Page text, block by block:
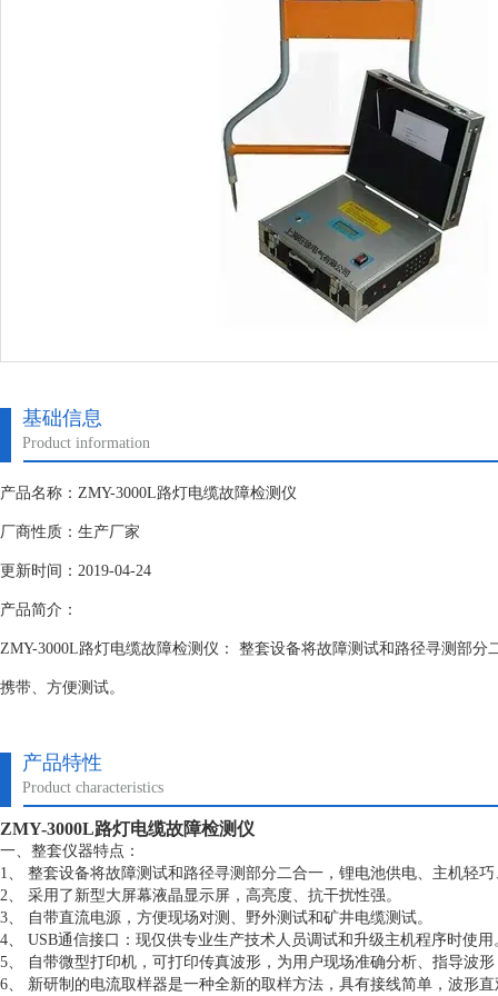
基础信息
Product information
产品名称：ZMY-3000L路灯电缆故障检测仪
厂商性质：生产厂家
更新时间：2019-04-24
产品简介：
ZMY-3000L路灯电缆故障检测仪： 整套设备将故障测试和路径寻测部分
携带、方便测试。
产品特性
Product characteristics
ZMY-3000L路灯电缆故障检测仪
一、整套仪器特点：
1、 整套设备将故障测试和路径寻测部分二合一，锂电池供电、主机轻
2、 采用了新型大屏幕液晶显示屏，高亮度、抗干扰性强。
3、 自带直流电源，方便现场对测、野外测试和矿井电缆测试。
4、 USB通信接口：现仅供专业生产技术人员调试和升级主机程序时使用
5、 自带微型打印机，可打印传真波形，为用户现场准确分析、指导波
6、 新研制的电流取样器是一种全新的取样方法，具有接线简单，波形